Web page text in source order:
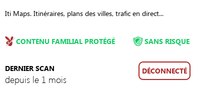
Iti Maps. Itinéraires, plans des villes, trafic en direct...
CONTENU FAMILIAL PROTÉGÉ
DERNIER SCAN
depuis le 1 mois
SANS RISQUE
DÉCONNECTÉ